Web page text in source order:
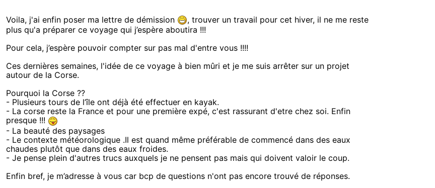
Voila, j'ai enfin poser ma lettre de démission
, trouver un travail pour cet hiver, il ne me reste
plus qu'a préparer ce voyage qui j’espère aboutira !!!
Pour cela, j’espère pouvoir compter sur pas mal d'entre vous !!!!
Ces dernières semaines, l'idée de ce voyage à bien mûri et je me suis arrêter sur un projet
autour de la Corse.
Pourquoi la Corse ??
- Plusieurs tours de l’île ont déjà été effectuer en kayak.
- La corse reste la France et pour une première expé, c'est rassurant d'etre chez soi. Enfin
presque !!!
- La beauté des paysages
- Le contexte météorologique .Il est quand même préférable de commencé dans des eaux
chaudes plutôt que dans des eaux froides.
- Je pense plein d'autres trucs auxquels je ne pensent pas mais qui doivent valoir le coup.
Enfin bref, je m’adresse à vous car bcp de questions n'ont pas encore trouvé de réponses.